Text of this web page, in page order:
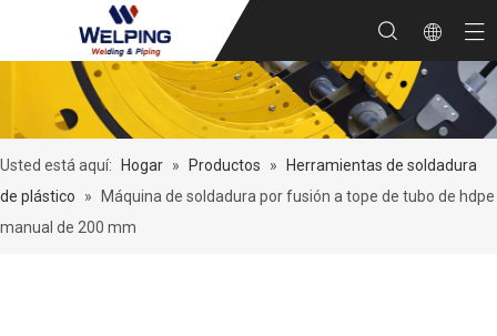
Usted está aquí: Hogar » Productos »
Herramientas de soldadura
de plástico
»
Máquina de soldadura por fusión a tope de tubo de hdpe
manual de 200 mm